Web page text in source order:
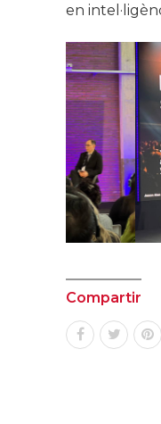
en
Compartir